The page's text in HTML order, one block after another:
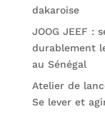
dakaroise
JOOG JEEF :
durablement
au Sénégal
Atelier de
Se lever et